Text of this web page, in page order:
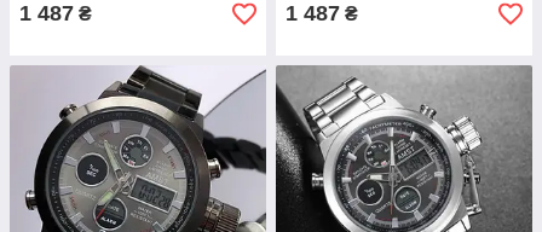
1 487 ₴ 1 487 ₴